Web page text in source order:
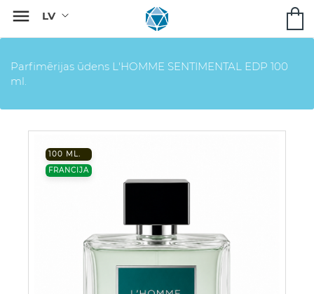

Parfimērijas ūdens L'HOMME SENTIMENTAL EDP 100
ml.
100 ML.
FRANCIJA